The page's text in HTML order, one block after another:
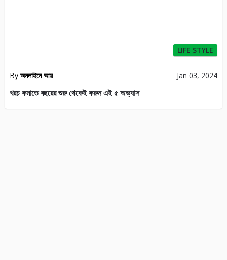
LIFE STYLE
By অনলাইনে আয় Jan 03, 2024
খরচ কমাতে বছরের শুরু থেকেই করুন এই ৫ অভ্যাস